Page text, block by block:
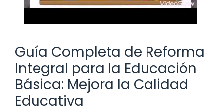
Guía Completa de Reforma
Integral para la Educación
Básica: Mejora la Calidad
Educativa